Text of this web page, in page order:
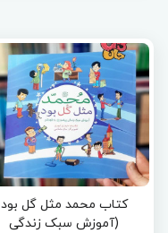
کتاب محمد مثل گل بود
(آموزش سبک زندگی